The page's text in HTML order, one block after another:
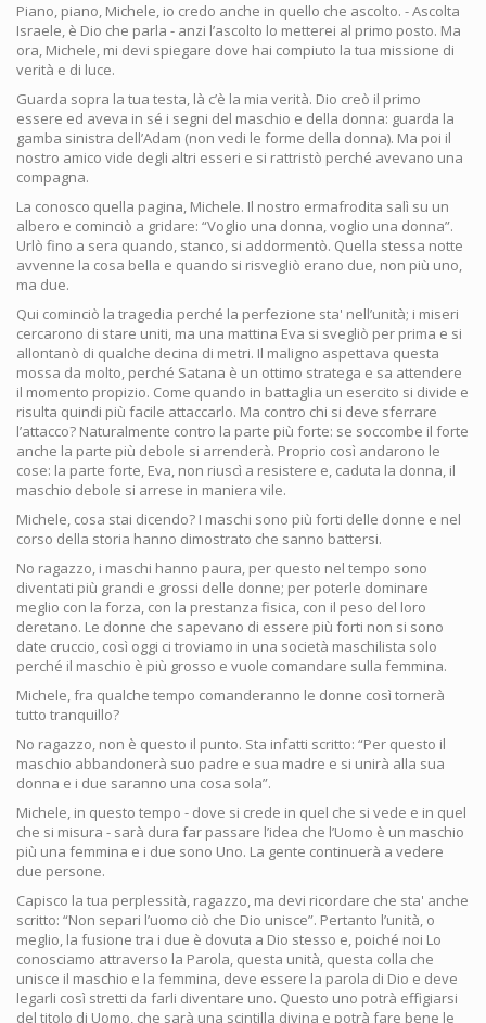
Piano, piano, Michele, io credo anche in quello che ascolto. - Ascolta
Israele, è Dio che parla - anzi l’ascolto lo metterei al primo posto. Ma
ora, Michele, mi devi spiegare dove hai compiuto la tua missione di
verità e di luce.
Guarda sopra la tua testa, là c’è la mia verità. Dio creò il primo
essere ed aveva in sé i segni del maschio e della donna: guarda la
gamba sinistra dell’Adam (non vedi le forme della donna). Ma poi il
nostro amico vide degli altri esseri e si rattristò perché avevano una
compagna.
La conosco quella pagina, Michele. Il nostro ermafrodita salì su un
albero e cominciò a gridare: “Voglio una donna, voglio una donna”.
Urlò fino a sera quando, stanco, si addormentò. Quella stessa notte
avvenne la cosa bella e quando si risvegliò erano due, non più uno,
ma due.
Qui cominciò la tragedia perché la perfezione sta' nell’unità; i miseri
cercarono di stare uniti, ma una mattina Eva si svegliò per prima e si
allontanò di qualche decina di metri. Il maligno aspettava questa
mossa da molto, perché Satana è un ottimo stratega e sa attendere
il momento propizio. Come quando in battaglia un esercito si divide e
risulta quindi più facile attaccarlo. Ma contro chi si deve sferrare
l’attacco? Naturalmente contro la parte più forte: se soccombe il forte
anche la parte più debole si arrenderà. Proprio così andarono le
cose: la parte forte, Eva, non riuscì a resistere e, caduta la donna, il
maschio debole si arrese in maniera vile.
Michele, cosa stai dicendo? I maschi sono più forti delle donne e nel
corso della storia hanno dimostrato che sanno battersi.
No ragazzo, i maschi hanno paura, per questo nel tempo sono
diventati più grandi e grossi delle donne; per poterle dominare
meglio con la forza, con la prestanza fisica, con il peso del loro
deretano. Le donne che sapevano di essere più forti non si sono
date cruccio, così oggi ci troviamo in una società maschilista solo
perché il maschio è più grosso e vuole comandare sulla femmina.
Michele, fra qualche tempo comanderanno le donne così tornerà
tutto tranquillo?
No ragazzo, non è questo il punto. Sta infatti scritto: “Per questo il
maschio abbandonerà suo padre e sua madre e si unirà alla sua
donna e i due saranno una cosa sola”.
Michele, in questo tempo - dove si crede in quel che si vede e in quel
che si misura - sarà dura far passare l’idea che l’Uomo è un maschio
più una femmina e i due sono Uno. La gente continuerà a vedere
due persone.
Capisco la tua perplessità, ragazzo, ma devi ricordare che sta' anche
scritto: “Non separi l’uomo ciò che Dio unisce”. Pertanto l’unità, o
meglio, la fusione tra i due è dovuta a Dio stesso e, poiché noi Lo
conosciamo attraverso la Parola, questa unità, questa colla che
unisce il maschio e la femmina, deve essere la parola di Dio e deve
legarli così stretti da farli diventare uno. Questo uno potrà effigiarsi
del titolo di Uomo, che sarà una scintilla divina e potrà fare bene le